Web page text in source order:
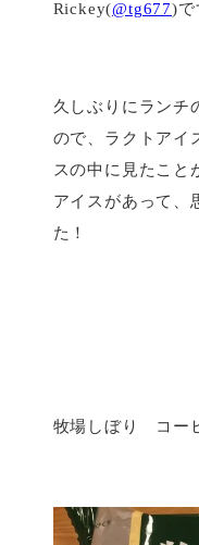
Rickey(@tg677)で
久しぶりにランチ
ので、ラクトアイ
スの中に見たこと
アイスがあって、
た！
牧場しぼり コー